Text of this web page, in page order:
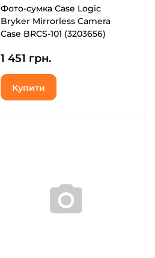
Фото-сумка Case Logic
Bryker Mirrorless Camera
Case BRCS-101 (3203656)
1 451 грн.
Купити